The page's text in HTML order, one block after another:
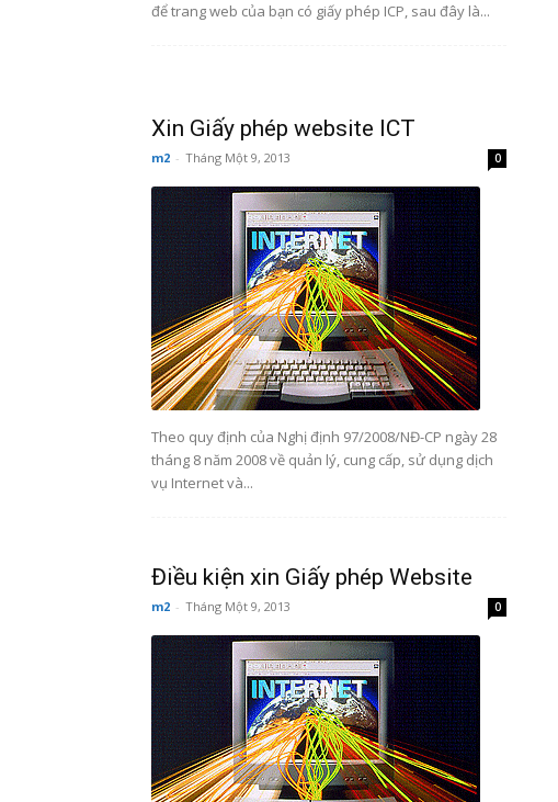
để trang web của bạn có giấy phép ICP, sau đây là...
Xin Giấy phép website ICT
m2 - Tháng Một 9, 2013 0
Theo quy định của Nghị định 97/2008/NĐ-CP ngày 28
tháng 8 năm 2008 về quản lý, cung cấp, sử dụng dịch
vụ Internet và...
Điều kiện xin Giấy phép Website
m2 - Tháng Một 9, 2013 0